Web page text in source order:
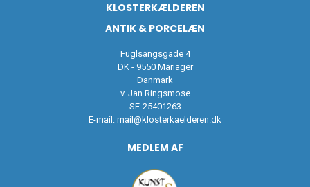
KLOSTERKÆLDEREN
ANTIK & PORCELÆN
Fuglsangsgade 4
DK - 9550 Mariager
Danmark
v. Jan Ringsmose
SE-25401263
E-mail: mail@klosterkaelderen.dk
MEDLEM AF